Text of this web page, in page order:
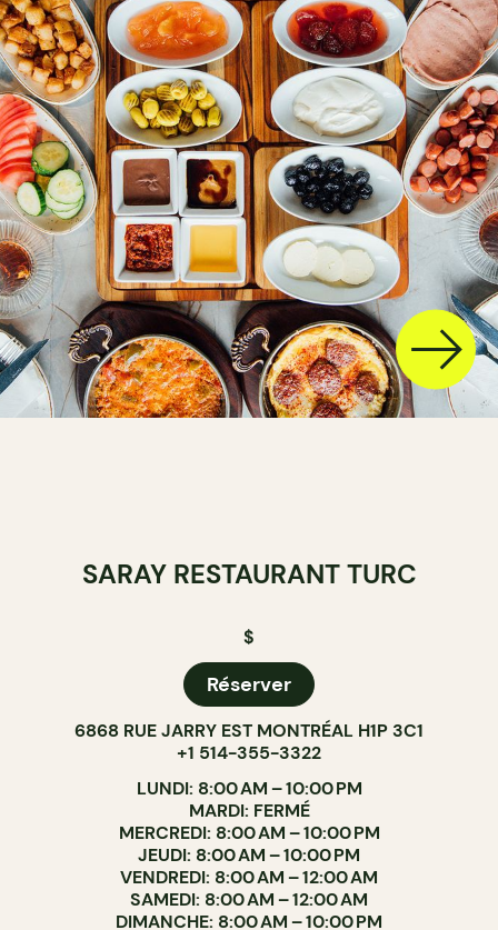
SARAY RESTAURANT TURC
$
Réserver
6868 RUE JARRY EST MONTRÉAL H1P 3C1
+1 514-355-3322
LUNDI: 8:00 AM – 10:00 PM
MARDI: FERMÉ
MERCREDI: 8:00 AM – 10:00 PM
JEUDI: 8:00 AM – 10:00 PM
VENDREDI: 8:00 AM – 12:00 AM
SAMEDI: 8:00 AM – 12:00 AM
DIMANCHE: 8:00 AM – 10:00 PM